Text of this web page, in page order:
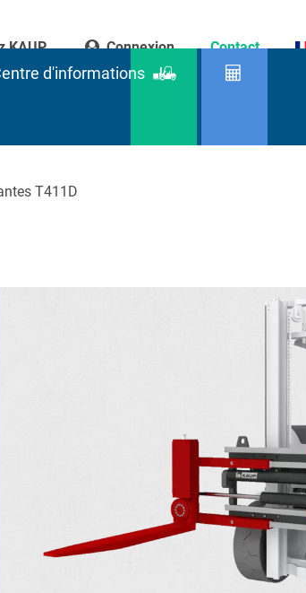
KAUP Connexion Contact
d'informations
Recherche
T411D